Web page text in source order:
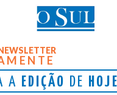
A EDIÇÃO DE